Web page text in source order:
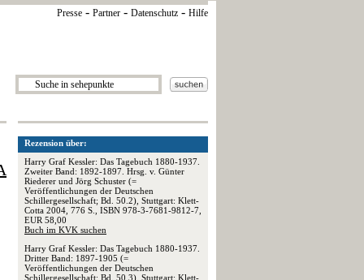
Presse - Partner - Datenschutz - Hilfe
Rezension über:
Harry Graf Kessler: Das Tagebuch 1880-1937.
Zweiter Band: 1892-1897. Hrsg. v. Günter
Riederer und Jörg Schuster (=
Veröffentlichungen der Deutschen
Schillergesellschaft; Bd. 50.2), Stuttgart: Klett-
Cotta 2004, 776 S., ISBN 978-3-7681-9812-7,
EUR 58,00
Buch im KVK suchen
Harry Graf Kessler: Das Tagebuch 1880-1937.
Dritter Band: 1897-1905 (=
Veröffentlichungen der Deutschen
Schillergesellschaft; Bd. 50.3), Stuttgart: Klett-